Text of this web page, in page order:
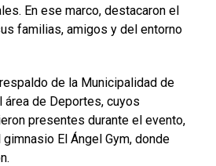
En ese marco, destacaron el
familias, amigos y del entorno
de la Municipalidad de
área de Deportes, cuyos
presentes durante el evento,
El Ángel Gym, donde